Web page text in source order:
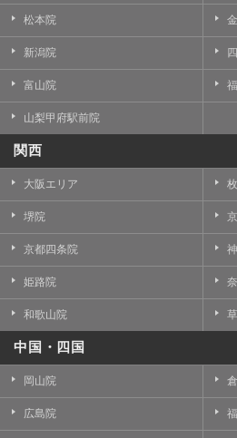
松本院
新潟院
富山院
山梨甲府駅前院
関西
大阪エリア
堺院
京都四条院
姫路院
和歌山院
中国・四国
岡山院
広島院